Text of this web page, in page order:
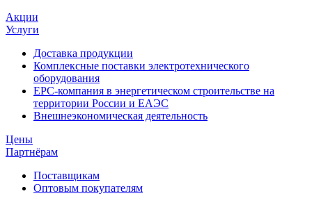
Акции
Услуги
Доставка продукции
Комплексные поставки электротехнического
оборудования
EPC-компания в энергетическом строительстве на
территории России и ЕАЭС
Внешнеэкономическая деятельность
Цены
Партнёрам
Поставщикам
Оптовым покупателям